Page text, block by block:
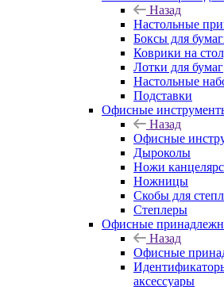
Назад
Настольные
Боксы для
Коврики на
Лотки для бумаг
Настольные
Подставки
Офисные
Назад
Офисные
Дыроколы
Ножи
Ножницы
Скобы для
Степлеры
Офисные
Назад
Офисные
аксессуары